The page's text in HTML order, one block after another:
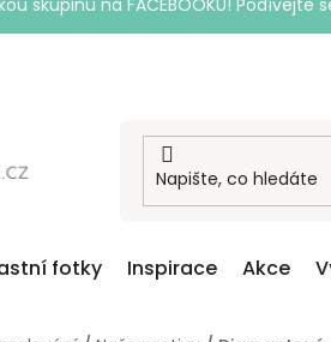
skupinu na FACEBOOKU!
fotky Inspirace Akce